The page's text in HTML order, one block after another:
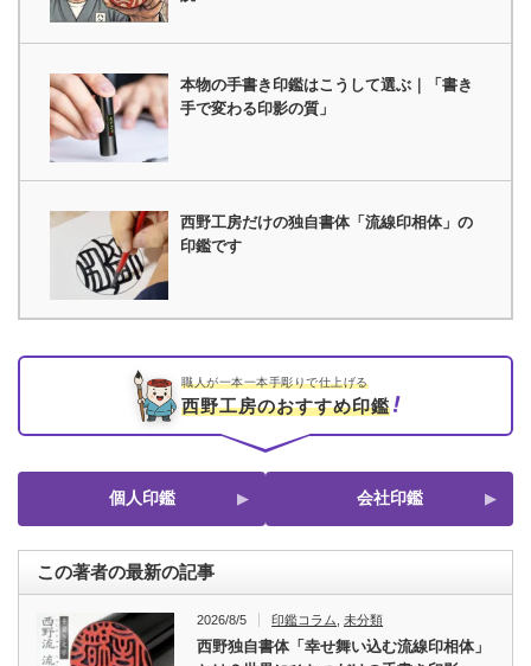
本物の手書き印鑑はこうして選ぶ｜「書き
手で変わる印影の質」
西野工房だけの独自書体「流線印相体」の
印鑑です
職人が一本一本手彫りで仕上げる
西野工房のおすすめ印鑑
個人印鑑 会社印鑑
この著者の最新の記事
2026/8/5 印鑑コラム ,未分類
西野独自書体「幸せ舞い込む流線印相体」